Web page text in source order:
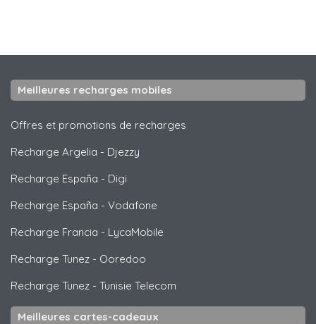
Meilleures recharges mobiles
Offres et promotions de recharges
Recharge Argelia - Djezzy
Recharge España - Digi
Recharge España - Vodafone
Recharge Francia - LycaMobile
Recharge Tunez - Ooredoo
Recharge Tunez - Tunisie Telecom
Meilleures cartes-cadeaux